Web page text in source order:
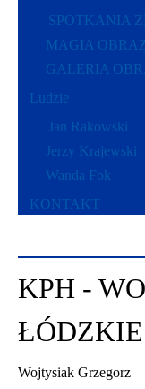
SPOTKANIA
MAGIA
GALERIA
Ludzie
Jan Rakowski
Jerzy Krajewski
Wanda Fok
KONTAKT
KPH -
ŁÓDZKIE
Wojtysiak Grzegorz